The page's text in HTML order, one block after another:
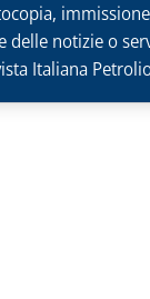
notizie o
Italiana